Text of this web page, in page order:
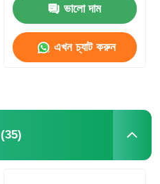
ভালো দাম
এখন চ্যাট করুন
(35)